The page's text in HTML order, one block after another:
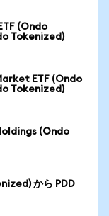
(Ondo
Tokenized)
ETF (Ondo
Tokenized)
(Ondo
から PDD